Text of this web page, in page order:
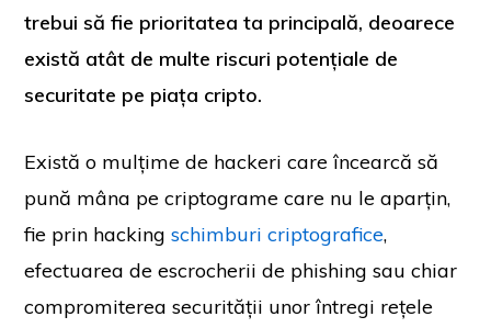
trebui să fie prioritatea ta principală, deoarece
există atât de multe riscuri potențiale de
securitate pe piața cripto.
Există o mulțime de hackeri care încearcă să
pună mâna pe criptograme care nu le aparțin,
fie prin hackingschimburi criptografice,
efectuarea de escrocherii de phishing sau chiar
compromiterea securității unor întregi rețele